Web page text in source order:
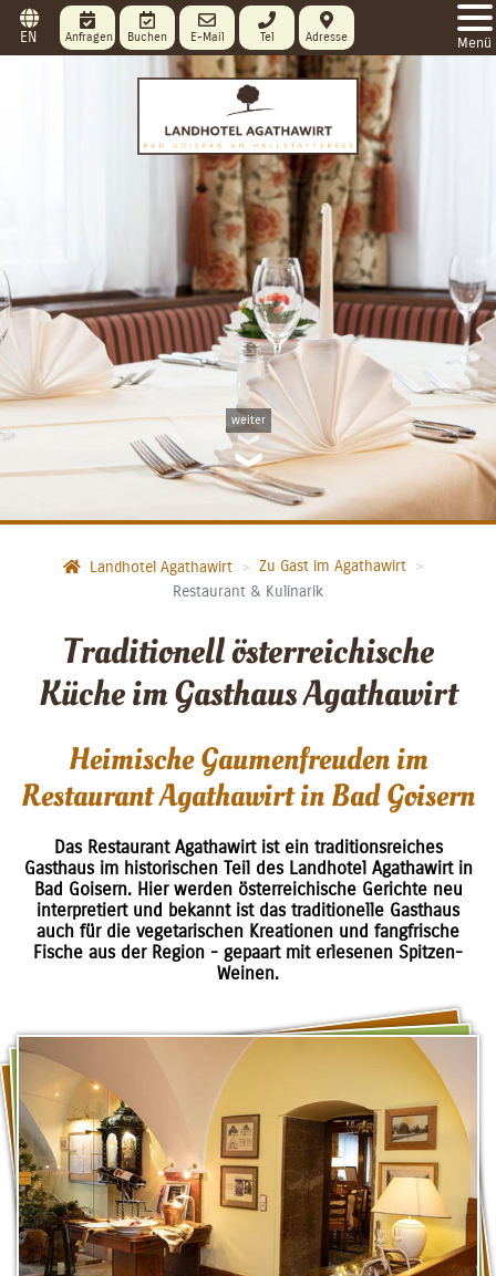
EN Anfragen Buchen E-Mail Tel Adresse Menü
weiter
Landhotel Agathawirt
Zu Gast im Agathawirt
Restaurant & Kulinarik
Traditionell österreichische
Küche im Gasthaus Agathawirt
Heimische Gaumenfreuden im
Restaurant Agathawirt in Bad Goisern
Das Restaurant Agathawirt ist ein traditionsreiches
Gasthaus im historischen Teil des Landhotel Agathawirt in
Bad Goisern. Hier werden österreichische Gerichte neu
interpretiert und bekannt ist das traditionelle Gasthaus
auch für die vegetarischen Kreationen und fangfrische
Fische aus der Region - gepaart mit erlesenen Spitzen-
Weinen.